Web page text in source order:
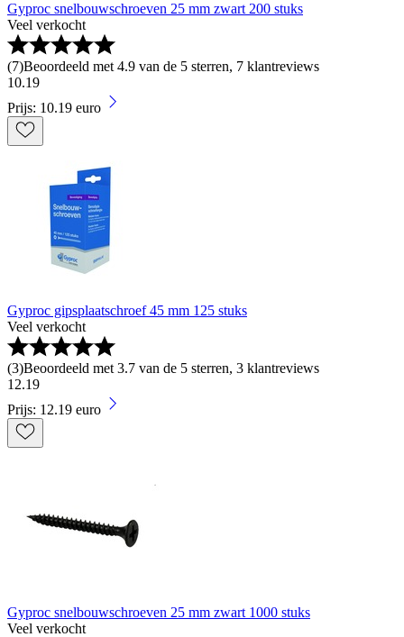
Gyproc snelbouwschroeven 25 mm zwart 200 stuks
Veel verkocht
(7)Beoordeeld met 4.9 van de 5 sterren, 7 klantreviews
10.19
Prijs: 10.19 euro
Gyproc gipsplaatschroef 45 mm 125 stuks
Veel verkocht
(3)Beoordeeld met 3.7 van de 5 sterren, 3 klantreviews
12.19
Prijs: 12.19 euro
Gyproc snelbouwschroeven 25 mm zwart 1000 stuks
Veel verkocht